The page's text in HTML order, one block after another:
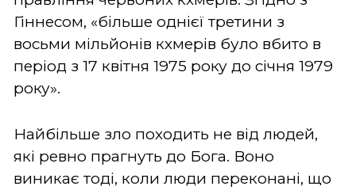
Гіннесом, «більше однієї третини з
восьми мільйонів кхмерів було вбито в
період з 17 квітня 1975 року до січня 1979
року».
Найбільше зло походить не від людей,
які ревно прагнуть до Бога. Воно
виникає тоді, коли люди переконані, що